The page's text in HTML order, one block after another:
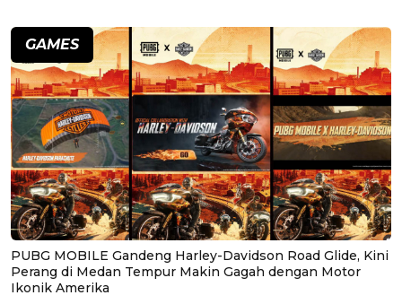
GAMES
PUBG MOBILE Gandeng Harley-Davidson Road Glide, Kini
Perang di Medan Tempur Makin Gagah dengan Motor
Ikonik Amerika